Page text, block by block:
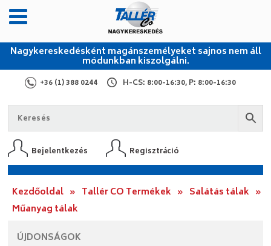
Nagykereskedésként magánszemélyeket sajnos nem áll
módunkban kiszolgálni.
+36 (1) 388 0244 H-CS: 8:00-16:30, P: 8:00-16:30
Bejelentkezés Regisztráció
Kezdőoldal » Tallér CO Termékek » Salátás tálak »
Műanyag tálak
ÚJDONSÁGOK